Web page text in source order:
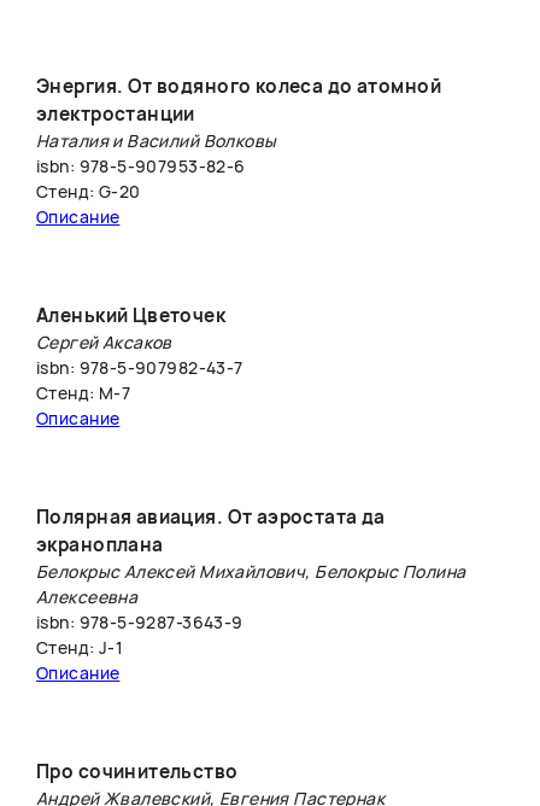
Энергия. От водяного колеса до атомной
электростанции
Наталия и Василий Волковы
isbn: 978-5-907953-82-6
Стенд: G-20
Описание
Аленький Цветочек
Сергей Аксаков
isbn: 978-5-907982-43-7
Стенд: M-7
Описание
Полярная авиация. От аэростата да
экраноплана
Белокрыс Алексей Михайлович, Белокрыс Полина
Алексеевна
isbn: 978-5-9287-3643-9
Стенд: J-1
Описание
Про сочинительство
Андрей Жвалевский, Евгения Пастернак